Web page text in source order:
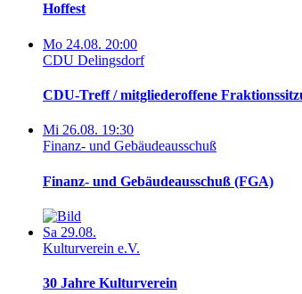
Hoffest
Mo 24.08. 20:00
CDU Delingsdorf
CDU-Treff / mitgliederoffene
Mi 26.08. 19:30
Finanz- und Gebäudeausschuß
Finanz- und Gebäudeausschuß (FGA)
Sa 29.08.
Kulturverein e.V.
30 Jahre Kulturverein